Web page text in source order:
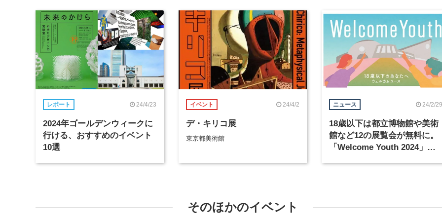
レポート 24/4/23
2024年ゴールデンウィークに
行ける、おすすめのイベント
10選
イベント 24/4/2
デ・キリコ展
東京都美術館
ニュース 24/2/29
18歳以下は都立博物館や美術
館など12の展覧会が無料に。
「Welcome Youth 2024」を
そのほかのイベント